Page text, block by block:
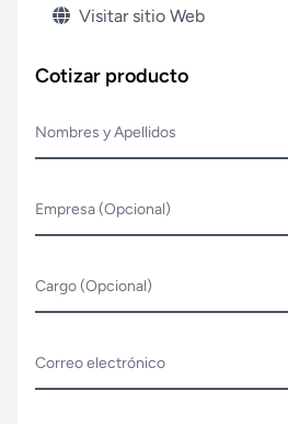
Visitar sitio Web
Cotizar producto
Nombres y Apellidos
Empresa (Opcional)
Cargo (Opcional)
Correo electrónico